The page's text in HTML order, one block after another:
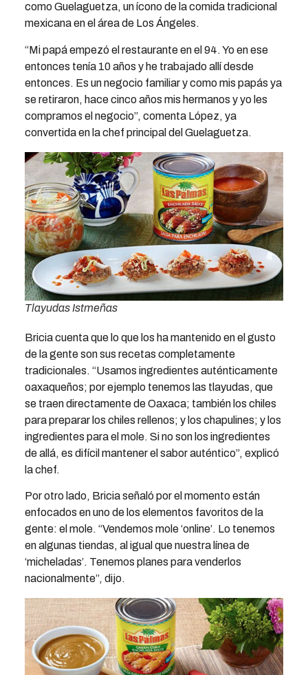
como Guelaguetza, un ícono de la comida tradicional
mexicana en el área de Los Ángeles.
“Mi papá empezó el restaurante en el 94. Yo en ese
entonces tenía 10 años y he trabajado allí desde
entonces. Es un negocio familiar y como mis papás ya
se retiraron, hace cinco años mis hermanos y yo les
compramos el negocio”, comenta López, ya
convertida en la chef principal del Guelaguetza.
Tlayudas Istmeñas
Bricia cuenta que lo que los ha mantenido en el gusto
de la gente son sus recetas completamente
tradicionales. “Usamos ingredientes auténticamente
oaxaqueños; por ejemplo tenemos las tlayudas, que
se traen directamente de Oaxaca; también los chiles
para preparar los chiles rellenos; y los chapulines; y los
ingredientes para el mole. Si no son los ingredientes
de allá, es difícil mantener el sabor auténtico”, explicó
la chef.
Por otro lado, Bricia señaló por el momento están
enfocados en uno de los elementos favoritos de la
gente: el mole. “Vendemos mole ‘online’. Lo tenemos
en algunas tiendas, al igual que nuestra línea de
‘micheladas’. Tenemos planes para venderlos
nacionalmente”, dijo.